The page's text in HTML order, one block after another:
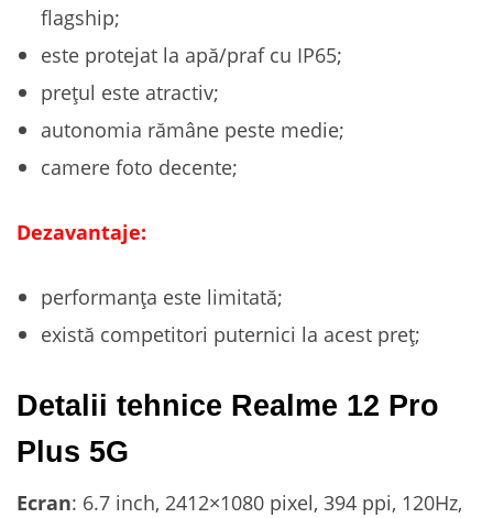
flagship;
este protejat la apă/praf cu IP65;
prețul este atractiv;
autonomia rămâne peste medie;
camere foto decente;
Dezavantaje:
performanța este limitată;
există competitori puternici la acest preț;
Detalii tehnice Realme 12 Pro
Plus 5G
Ecran: 6.7 inch, 2412×1080 pixel, 394 ppi, 120Hz,